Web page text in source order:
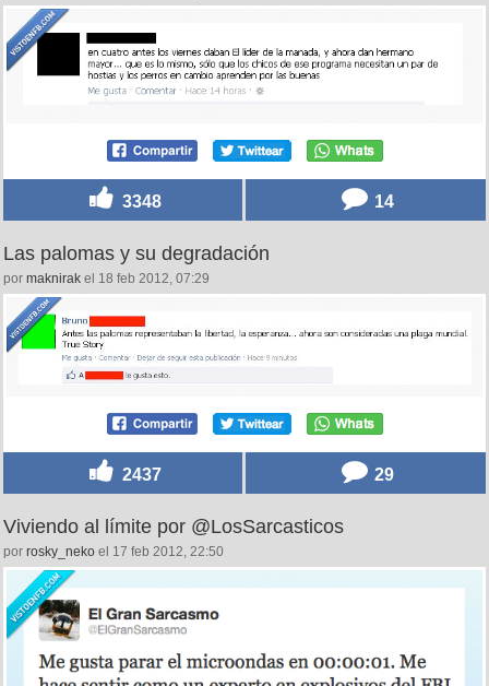
3348 14
Las palomas y su degradación
por maknirak el 18 feb 2012, 07:29
2437 29
Viviendo al límite por @LosSarcasticos
por rosky_neko el 17 feb 2012, 22:50